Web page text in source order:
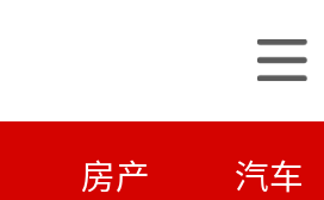
房产
汽车